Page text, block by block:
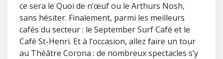
ce sera le Quoi de n’œuf ou le Arthurs Nosh,
sans hésiter. Finalement, parmi les meilleurs
cafés du secteur : le September Surf Café et le
Café St-Henri. Et à l’occasion, allez faire un tour
au Théâtre Corona : de nombreux spectacles s’y